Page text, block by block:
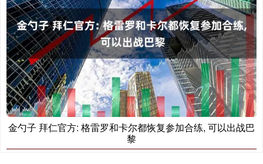
金勺子 拜仁官方: 格雷罗和卡尔都恢复参加合练, 可以出战巴
黎